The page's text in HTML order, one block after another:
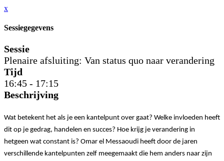
x
Sessiegegevens
Sessie
Plenaire afsluiting: Van status quo naar verandering
Tijd
16:45 - 17:15
Beschrijving
Wat betekent het als je een kantelpunt over gaat? Welke invloeden heeft
dit op je gedrag, handelen en succes? Hoe krijg je verandering in
hetgeen wat constant is? Omar el Messaoudi heeft door de jaren
verschillende kantelpunten zelf meegemaakt die hem anders naar zijn